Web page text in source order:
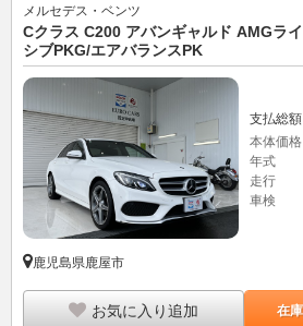
メルセデス・ベンツ
Cクラス C200 アバンギャルド AMGラ
シブPKG/エアバランスPK
支払総額
本体価格
年式
走行
車検
鹿児島県鹿屋市
お気に入り追加 在